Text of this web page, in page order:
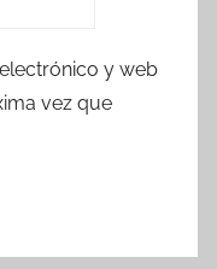
y web
vez que